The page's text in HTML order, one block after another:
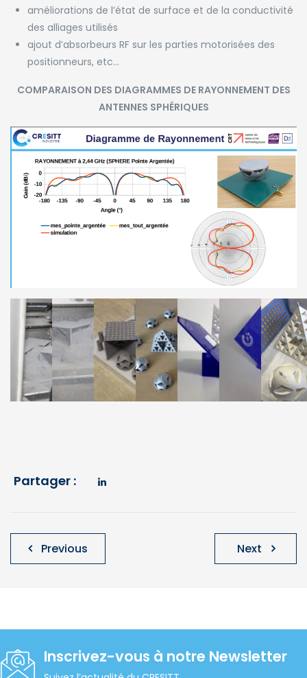
améliorations de l’état de surface et de la conductivité
des alliages utilisés
ajout d’absorbeurs RF sur les parties motorisées des
positionneurs, etc…
COMPARAISON DES DIAGRAMMES DE RAYONNEMENT DES
ANTENNES SPHÉRIQUES
Partager :
Navigation
dePrevious Next
Inscrivez-vous à notre Newsletter